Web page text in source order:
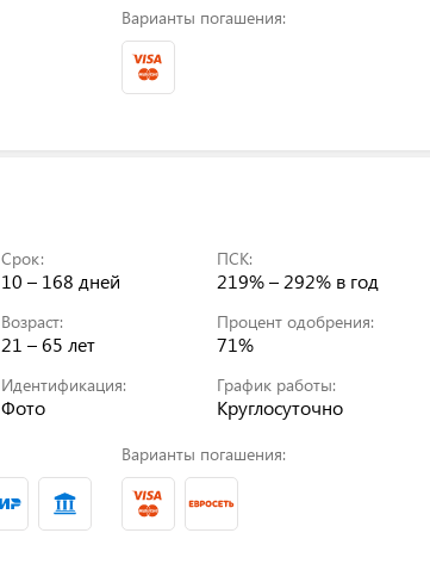
Варианты погашения:
Срок:
10 – 168 дней
ПСК:
219% – 292% в год
Возраст:
21 – 65 лет
Процент одобрения:
71%
Идентификация:
Фото
График работы:
Круглосуточно
Варианты погашения: